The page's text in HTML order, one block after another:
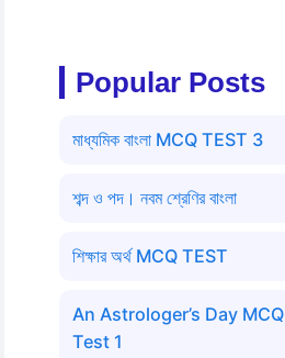
Popular Posts
মাধ্যমিক বাংলা MCQ TEST 3
শব্দ ও পদ। নবম শ্রেণির বাংলা
শিক্ষার অর্থ MCQ TEST
An Astrologer’s Day MCQ
Test 1